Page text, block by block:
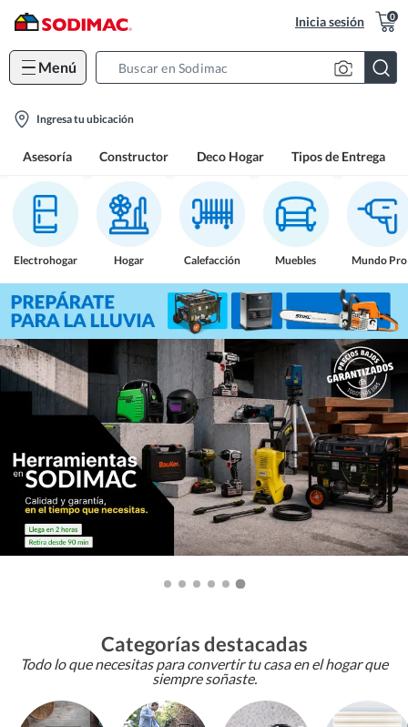
Inicia sesión 0
Menú
location-
Ingresa tu ubicación
Asesoría Constructor Deco Hogar Tipos de Entrega
Electrohogar Hogar Calefacción Muebles Mundo Pro
Categorías destacadas
Todo lo que necesitas para convertir tu casa en el hogar que
siempre soñaste.